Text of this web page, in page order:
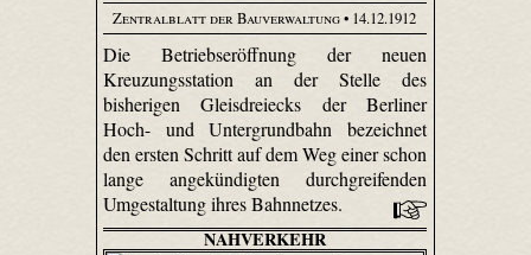
Zentralblatt der Bauverwaltung• 14.12.1912
Die Betriebseröffnung der neuen
Kreuzungsstation an der Stelle des
bisherigen Gleisdreiecks der Berliner
Hoch- und Untergrundbahn bezeichnet
den ersten Schritt auf dem Weg einer schon
lange angekündigten durchgreifenden
Umgestaltung ihres Bahnnetzes.
NAHVERKEHR